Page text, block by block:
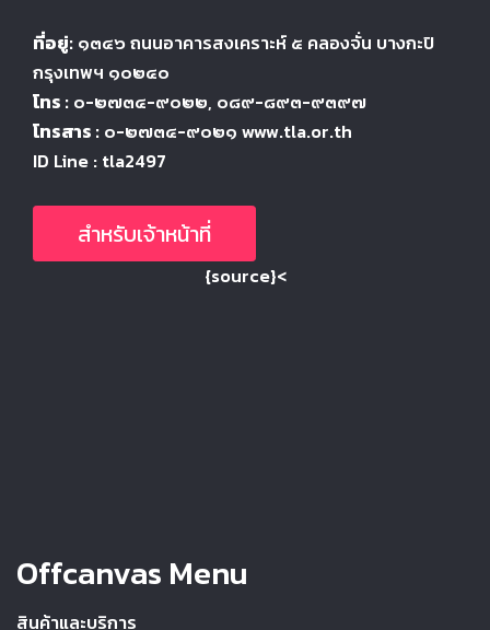
ที่อยู่: ๑๓๔๖ ถนนอาคารสงเคราะห์ ๕ คลองจั่น บางกะปิ
กรุงเทพฯ ๑๐๒๔๐
โทร : ๐-๒๗๓๔-๙๐๒๒, ๐๘๙-๘๙๓-๙๓๙๗
โทรสาร : ๐-๒๗๓๔-๙๐๒๑ www.tla.or.th
ID Line : tla2497
สำหรับเจ้าหน้าที่
{source}<
Offcanvas Menu
สินค้าและบริการ